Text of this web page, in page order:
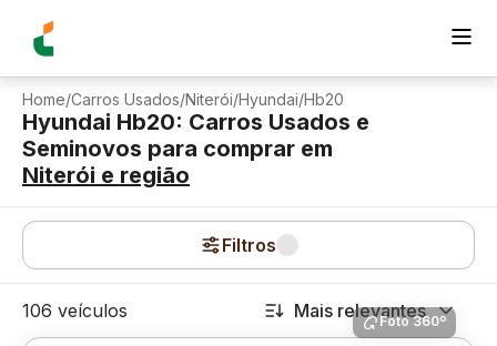
Home/Carros Usados/Niterói/Hyundai/Hb20
Hyundai Hb20: Carros Usados e
Seminovos para comprar em
Niterói e região
Filtros
106 veículos Mais relevantes
Foto 360º